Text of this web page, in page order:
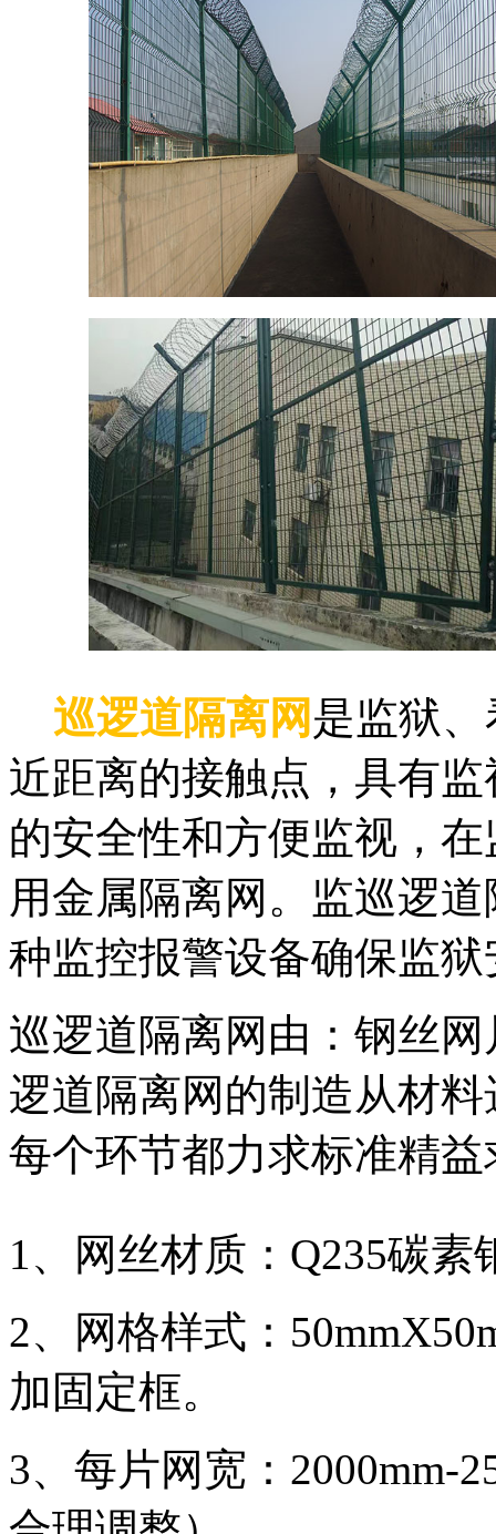
巡逻道隔离网 是监狱
近距离的接触点，具有
的安全性和方便监视，
用金属隔离网。监巡逻
种监控报警设备确保监
巡逻道隔离网由：钢丝
逻道隔离网的制造从材
每个环节都力求标准精益
1、网丝材质：Q235碳素
2、网格样式：
加固定框。
3、每片网宽：2000mm-